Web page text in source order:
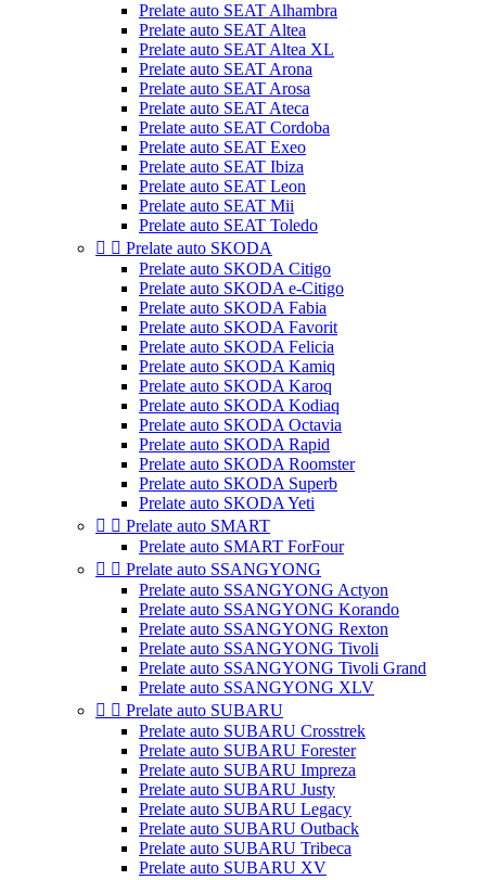
Prelate auto SEAT Alhambra
Prelate auto SEAT Altea
Prelate auto SEAT Altea XL
Prelate auto SEAT Arona
Prelate auto SEAT Arosa
Prelate auto SEAT Ateca
Prelate auto SEAT Cordoba
Prelate auto SEAT Exeo
Prelate auto SEAT Ibiza
Prelate auto SEAT Leon
Prelate auto SEAT Mii
Prelate auto SEAT Toledo
  Prelate auto SKODA
Prelate auto SKODA Citigo
Prelate auto SKODA e-Citigo
Prelate auto SKODA Fabia
Prelate auto SKODA Favorit
Prelate auto SKODA Felicia
Prelate auto SKODA Kamiq
Prelate auto SKODA Karoq
Prelate auto SKODA Kodiaq
Prelate auto SKODA Octavia
Prelate auto SKODA Rapid
Prelate auto SKODA Roomster
Prelate auto SKODA Superb
Prelate auto SKODA Yeti
  Prelate auto SMART
Prelate auto SMART ForFour
  Prelate auto SSANGYONG
Prelate auto SSANGYONG Actyon
Prelate auto SSANGYONG Korando
Prelate auto SSANGYONG Rexton
Prelate auto SSANGYONG Tivoli
Prelate auto SSANGYONG Tivoli Grand
Prelate auto SSANGYONG XLV
  Prelate auto SUBARU
Prelate auto SUBARU Crosstrek
Prelate auto SUBARU Forester
Prelate auto SUBARU Impreza
Prelate auto SUBARU Justy
Prelate auto SUBARU Legacy
Prelate auto SUBARU Outback
Prelate auto SUBARU Tribeca
Prelate auto SUBARU XV